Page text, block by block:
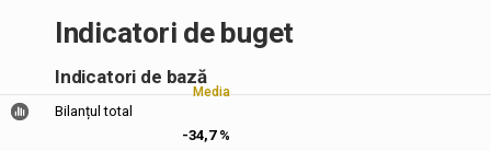
Indicatori de buget
Indicatori de bază
Media
Bilanțul total
-34,7 %